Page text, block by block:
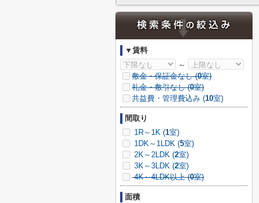
▼賃料
～
敷金・保証金なし (0室)
礼金・敷引なし (0室)
共益費・管理費込み (10室)
間取り
1R～1K (1室)
1DK～1LDK (5室)
2K～2LDK (2室)
3K～3LDK (2室)
4K～4LDK以上 (0室)
面積